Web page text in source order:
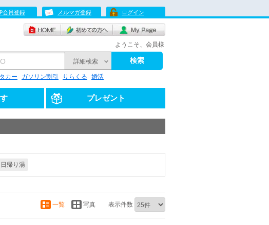
会員登録 メルマガ登録 ログイン
ようこそ、会員様
詳細検索 検索
カー ガソリン割引 りらくる 婚活
プレゼント
帰り湯
一覧 写真 表示件数